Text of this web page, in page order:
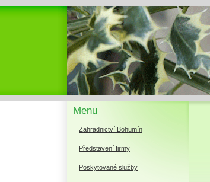
Menu
Zahradnictví Bohumín
Představení firmy
Poskytované služby